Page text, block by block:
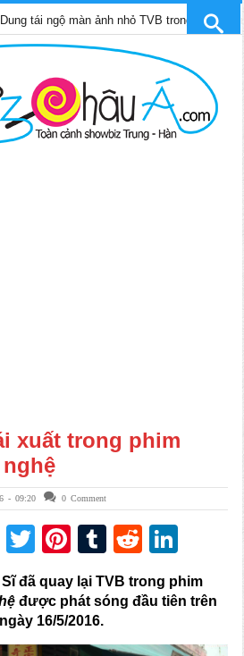
TVB trong phim “Trinh sát hình sự 12”
xuất trong phim
- 09:20 0 Comment
Facebook
TwitterPinterest
TumblrReddit
đã quay lại TVB trong phim
được phát sóng đầu tiên trên
16/5/2016.